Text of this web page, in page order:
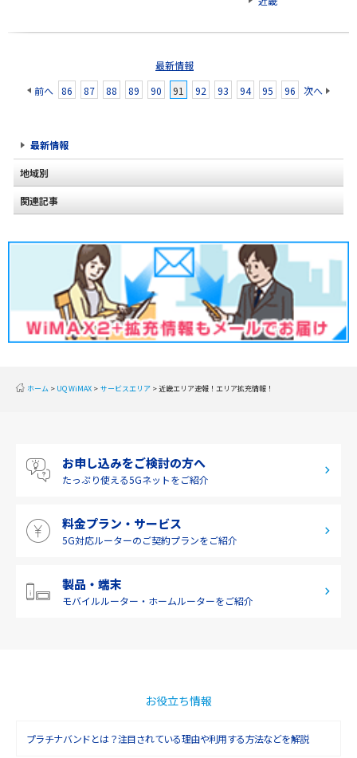
最新情報
前へ
86 87 88 89 90 91 92 93 94 95 96 次へ
最新情報
地域別
北海道
甲信越
北陸
九州・沖縄
関連記事
ホーム UQ WiMAX サービスエリア 近畿エリア速報！エリア拡充情報！
お申し込みをご検討の方へ
たっぷり使える5Gネットをご紹介
料金プラン・サービス
5G対応ルーターのご契約プランをご紹介
製品・端末
モバイルルーター・ ホームルーターをご紹介
お役立ち情報
プラチナバンドとは？注目されている理由や利用する方法などを解説